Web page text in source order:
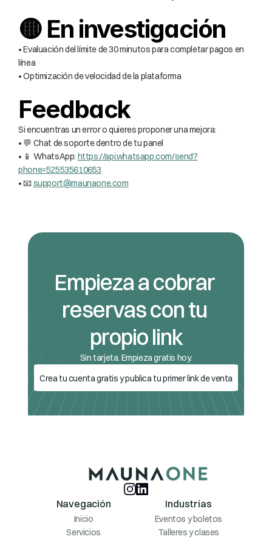
🟡 En investigación
• Evaluación del límite de 30 minutos para completar pagos en
línea
• Optimización de velocidad de la plataforma
Feedback
Si encuentras un error o quieres proponer una mejora:
• 💬 Chat de soporte dentro de tu panel
• 📱 WhatsApp: https://api.whatsapp.com/send?
phone=525535610653
• 📧 support@maunaone.com
Empieza a cobrar
reservas con tu
propio link
Sin tarjeta. Empieza gratis hoy.
Crea tu cuenta gratis y publica tu primer link de venta
Navegación
Inicio
Servicios
Industrias
Eventos y boletos
Talleres y clases